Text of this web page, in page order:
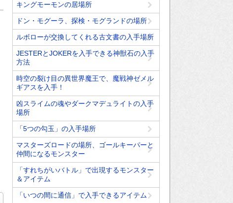
キングモーモンの居場所
ドン・モグーラ、探検・モグランドの場所
ルボローが交換してくれる古文書の入手場所
JESTERとJOKERを入手できる神獣石の入手
方法
時空の裂け目の異世界魔王で、魔戦神ゼメル
ギアスを入手！
凶スライムの魂やダークマデュライトの入手
場所
「5つの勾玉」の入手場所
マスターズロードの場所、ゴールキーパーと
仲間になるモンスター
「すれちがいバトル」で出現するモンスター
＆アイテム
「いつの間に通信」で入手できるアイテム